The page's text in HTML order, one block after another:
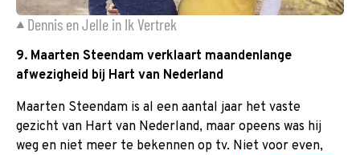
Dennis en Jelle in Ik Vertrek
9. Maarten Steendam verklaart maandenlange
afwezigheid bij Hart van Nederland
Maarten Steendam is al een aantal jaar het vaste
gezicht van Hart van Nederland, maar opeens was hij
weg en niet meer te bekennen op tv. Niet voor even,